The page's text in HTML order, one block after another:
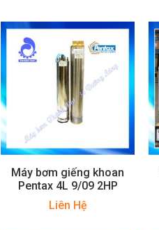
Máy bơm giếng khoan
Pentax 4L 9/09 2HP
Liên Hệ